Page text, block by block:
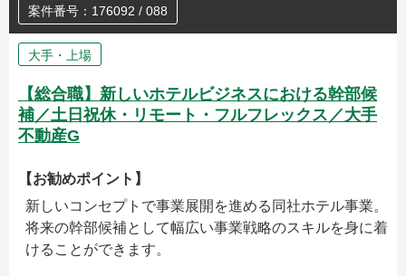
案件番号：176092 / 088
大手・上場
【総合職】新しいホテルビジネスにおける幹部候
補／土日祝休・リモート・フルフレックス／大手
不動産G
【お勧めポイント】
新しいコンセプトで事業展開を進める同社ホテル事業。
将来の幹部候補として幅広い事業戦略のスキルを身に着
けることができます。